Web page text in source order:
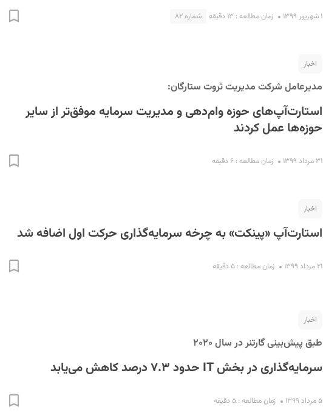
۱ شهریور ۱۳۹۹ زمان مطالعه : ۱۳ دقیقه شماره ۸۲
اخبار
مدیرعامل شرکت مدیریت ثروت ستارگان:
استارت‌آپ‌های حوزه وام‌دهی و مدیریت سرمایه موفق‌تر از سایر
حوزه‌ها عمل کردند
۳۱ مرداد ۱۳۹۹ زمان مطالعه : ۶ دقیقه
اخبار
استارت‌آپ «پینکت» به چرخه سرمایه‌گذاری حرکت اول اضافه شد
۲۱ مرداد ۱۳۹۹ زمان مطالعه : ۵ دقیقه
اخبار
طبق پیش‌بینی گارتنر در سال ۲۰۲۰
سرمایه‌گذاری در بخش IT حدود ۷.۳ درصد کاهش می‌یابد
۵ مرداد ۱۳۹۹ زمان مطالعه : ۵ دقیقه